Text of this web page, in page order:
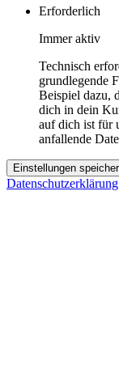
Erforderlich
Immer aktiv
Technisch
grundlegende
Beispiel dazu,
dich in dein
auf dich ist für
anfallende
Einstellungen
Datenschutzerklärung